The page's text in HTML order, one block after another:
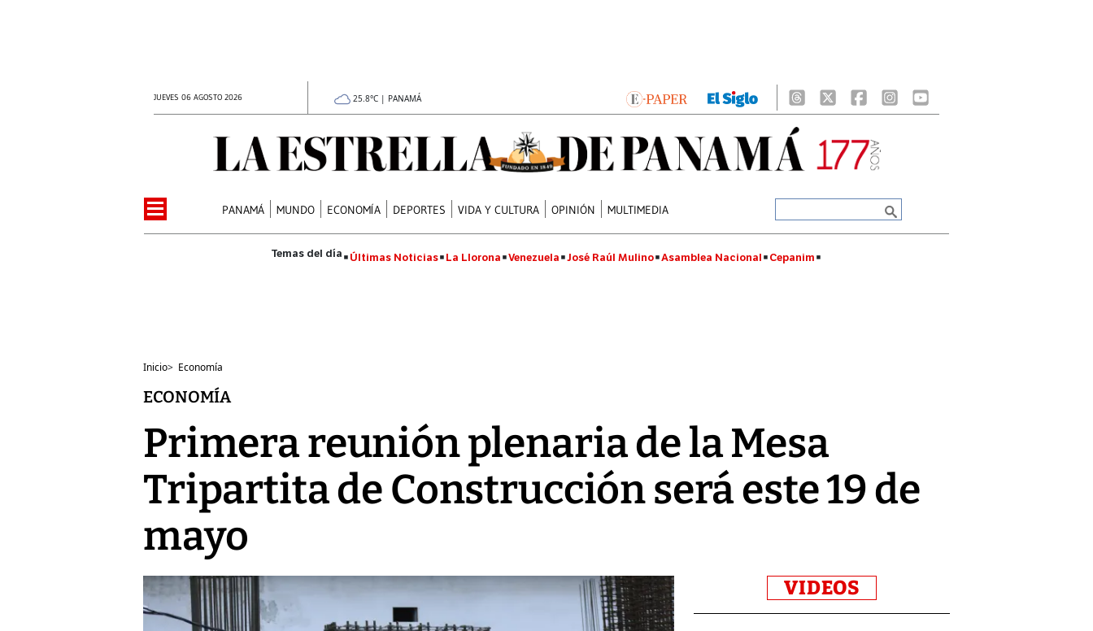
JUEVES 06 AGOSTO 2026 25.8°C | PANAMÁ
PANAMÁ MUNDO ECONOMÍA DEPORTES VIDA Y CULTURA OPINIÓN MULTIMEDIA
Últimas Noticias La Llorona Venezuela José Raúl Mulino Asamblea Nacional Cepanim
Inicio> Economía
ECONOMÍA
Primera reunión plenaria de la Mesa
Tripartita de Construcción será este 19 de
mayo
VIDEOS